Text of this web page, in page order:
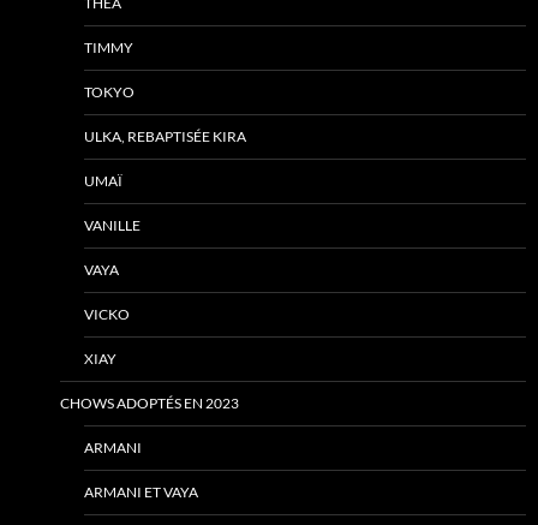
TIMMY
TOKYO
ULKA, REBAPTISÉE KIRA
UMAÏ
VANILLE
VAYA
VICKO
XIAY
CHOWS ADOPTÉS EN 2023
ARMANI
ARMANI ET VAYA